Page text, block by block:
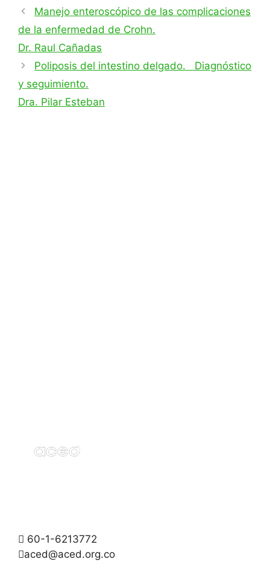
Manejo enteroscópico de las complicaciones
de la enfermedad de Crohn.
Dr. Raul Cañadas
Poliposis del intestino delgado. Diagnóstico
y seguimiento.
Dra. Pilar Esteban
60-1-6213772
aced@aced.org.co